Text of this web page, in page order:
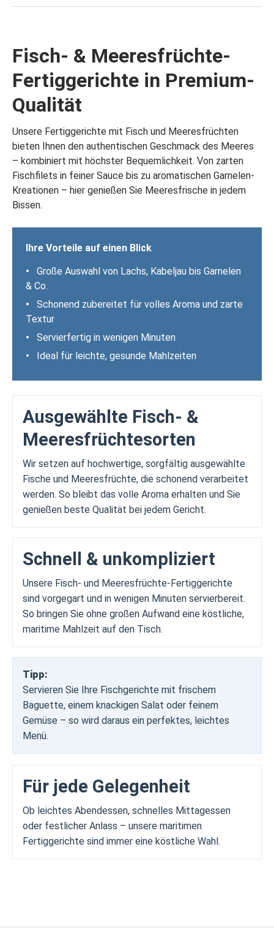
Fisch- & Meeresfrüchte-
Fertiggerichte in Premium-
Qualität
Unsere Fertiggerichte mit Fisch und Meeresfrüchten
bieten Ihnen den authentischen Geschmack des Meeres
– kombiniert mit höchster Bequemlichkeit. Von zarten
Fischfilets in feiner Sauce bis zu aromatischen Garnelen-
Kreationen – hier genießen Sie Meeresfrische in jedem
Bissen.
Ihre Vorteile auf einen Blick
•
Große Auswahl von Lachs, Kabeljau bis Garnelen
& Co.
•
Schonend zubereitet für volles Aroma und zarte
Textur
•
Servierfertig in wenigen Minuten
•
Ideal für leichte, gesunde Mahlzeiten
Ausgewählte Fisch- &
Meeresfrüchtesorten
Wir setzen auf hochwertige, sorgfältig ausgewählte
Fische und Meeresfrüchte, die schonend verarbeitet
werden. So bleibt das volle Aroma erhalten und Sie
genießen beste Qualität bei jedem Gericht.
Schnell & unkompliziert
Unsere Fisch- und Meeresfrüchte-Fertiggerichte
sind vorgegart und in wenigen Minuten servierbereit.
So bringen Sie ohne großen Aufwand eine köstliche,
maritime Mahlzeit auf den Tisch.
Tipp:
Servieren Sie Ihre Fischgerichte mit frischem
Baguette, einem knackigen Salat oder feinem
Gemüse – so wird daraus ein perfektes, leichtes
Menü.
Für jede Gelegenheit
Ob leichtes Abendessen, schnelles Mittagessen
oder festlicher Anlass – unsere maritimen
Fertiggerichte sind immer eine köstliche Wahl.